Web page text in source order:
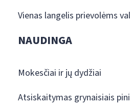
Vienas langelis prievolėms
NAUDINGA
Mokesčiai ir jų dydžiai
Atsiskaitymas grynaisiais